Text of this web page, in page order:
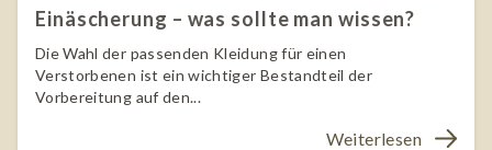
Einäscherung – was sollte man wissen?
Die Wahl der passenden Kleidung für einen
Verstorbenen ist ein wichtiger Bestandteil der
Vorbereitung auf den...
Weiterlesen